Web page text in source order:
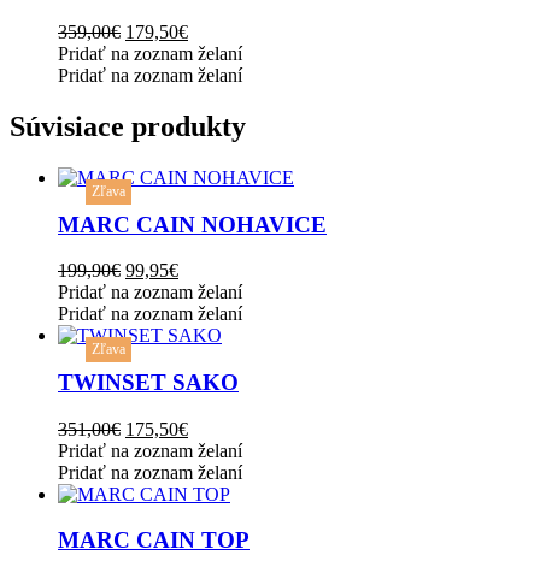
variants.
The
options
be
chosen
the
product
page
359,00€ Original
price
was:
179,50€Current
price
is:
Pridať na zoznam želaní
Pridať na zoznam želaní
Súvisiace produkty
This
product
has
multiple
variants.
The
options
may
be
chosen
on
product
page
MARC CAIN NOHAVICE
199,90€ Original
price
was:
199,90€.
99,95€Current
price
is:
99,95€.
Zľava
Pridať na zoznam želaní
Pridať na zoznam želaní
This
product
has
multiple
variants.
The
options
may
be
chosen
on
TWINSET SAKO
351,00€ Original
price
was:
351,00€.
175,50€Current
price
is:
175,50€.
Zľava
Pridať na zoznam želaní
Pridať na zoznam želaní
This
has
MARC CAIN TOP